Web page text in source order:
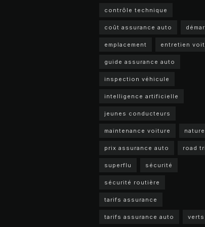
contrôle technique
coût assurance auto
emplacement entretien
guide assurance auto
inspection véhicule
intelligence artificielle
jeunes conducteurs
maintenance voiture nature
prix assurance auto road
superflu sécurité
sécurité routière
tarifs assurance
tarifs assurance auto verts